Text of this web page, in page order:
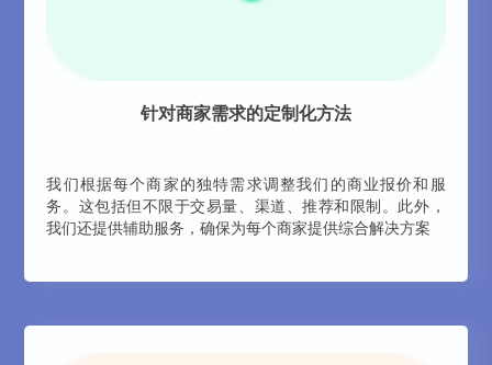
针对商家需求的定制化方法
我们根据每个商家的独特需求调整我们的商业报价和服
务。这包括但不限于交易量、渠道、推荐和限制。此外，
我们还提供辅助服务，确保为每个商家提供综合解决方案